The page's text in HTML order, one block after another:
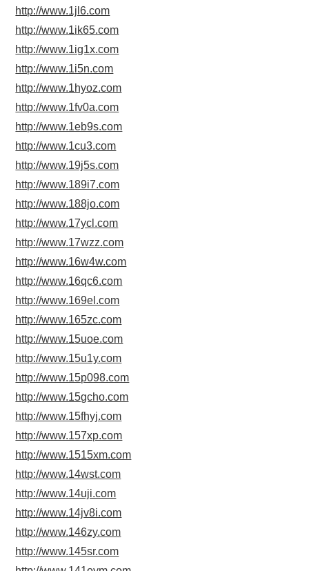
http://www.1jl6.com
http://www.1ik65.com
http://www.1ig1x.com
http://www.1i5n.com
http://www.1hyoz.com
http://www.1fv0a.com
http://www.1eb9s.com
http://www.1cu3.com
http://www.19j5s.com
http://www.189i7.com
http://www.188jo.com
http://www.17ycl.com
http://www.17wzz.com
http://www.16w4w.com
http://www.16qc6.com
http://www.169el.com
http://www.165zc.com
http://www.15uoe.com
http://www.15u1y.com
http://www.15p098.com
http://www.15gcho.com
http://www.15fhyj.com
http://www.157xp.com
http://www.1515xm.com
http://www.14wst.com
http://www.14uji.com
http://www.14jv8i.com
http://www.146zy.com
http://www.145sr.com